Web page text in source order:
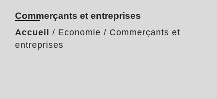
Commerçants et entreprises
Accueil / Economie / Commerçants et
entreprises